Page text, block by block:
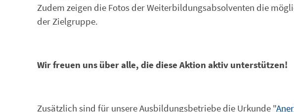
Zudem zeigen die Fotos der Weiterbildungsabsolventen die
der Zielgruppe.
Wir freuen uns über alle, die diese Aktion aktiv unterstützen!
Zusätzlich sind für unsere Ausbildungsbetriebe die Urkunde "